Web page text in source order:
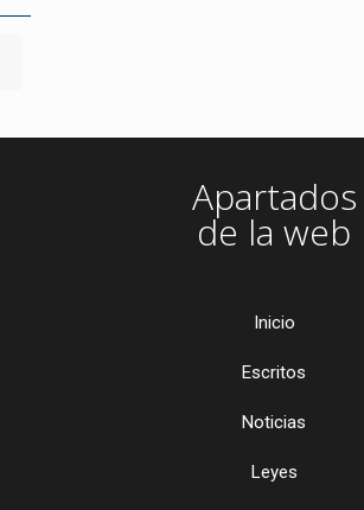
Apartados
de la web
Inicio
Escritos
Noticias
Leyes